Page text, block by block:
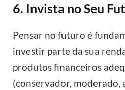
6. Invista no Seu
Pensar no futuro é
investir parte da sua
produtos financeiros
(conservador, moderado,